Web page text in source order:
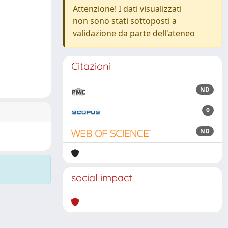
Attenzione! I dati visualizzati
non sono stati sottoposti a
validazione da parte dell'ateneo
Citazioni
ND
0
ND
social impact